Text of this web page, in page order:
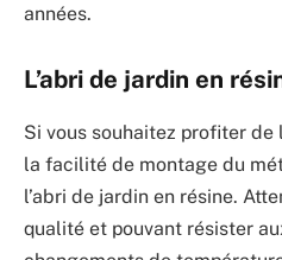
années.
L’abri de jardin en
Si vous souhaitez profiter de
la facilité de montage du
l’abri de jardin en résine.
qualité et pouvant résister